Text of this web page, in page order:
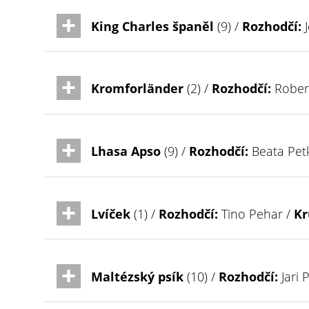
King Charles španěl (9) / Rozhodčí:
Kromforländer (2) / Rozhodčí:
Lhasa Apso (9) / Rozhodčí: Beata
Lvíček (1) / Rozhodčí: Tino Pehar /
Maltézský psík (10) / Rozhodčí: Jari